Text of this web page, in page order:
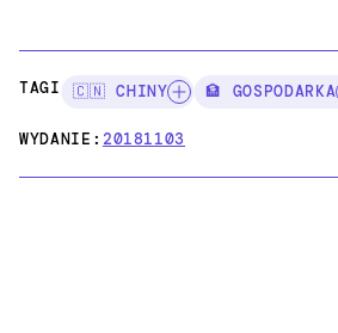
TAGI: 🇨🇳 CHINY 🏦 GOSPODARKA
WYDANIE:20181103